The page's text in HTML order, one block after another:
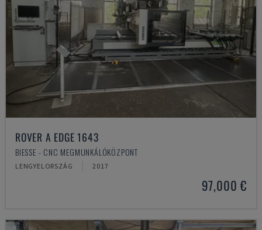
ROVER A EDGE 1643
BIESSE - CNC MEGMUNKÁLÓKÖZPONT
LENGYELORSZÁG 2017
97,000 €